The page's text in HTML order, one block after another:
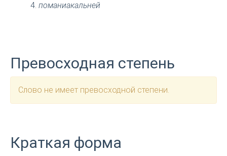
поманиакальней
Превосходная степень
Слово не имеет превосходной степени.
Краткая форма